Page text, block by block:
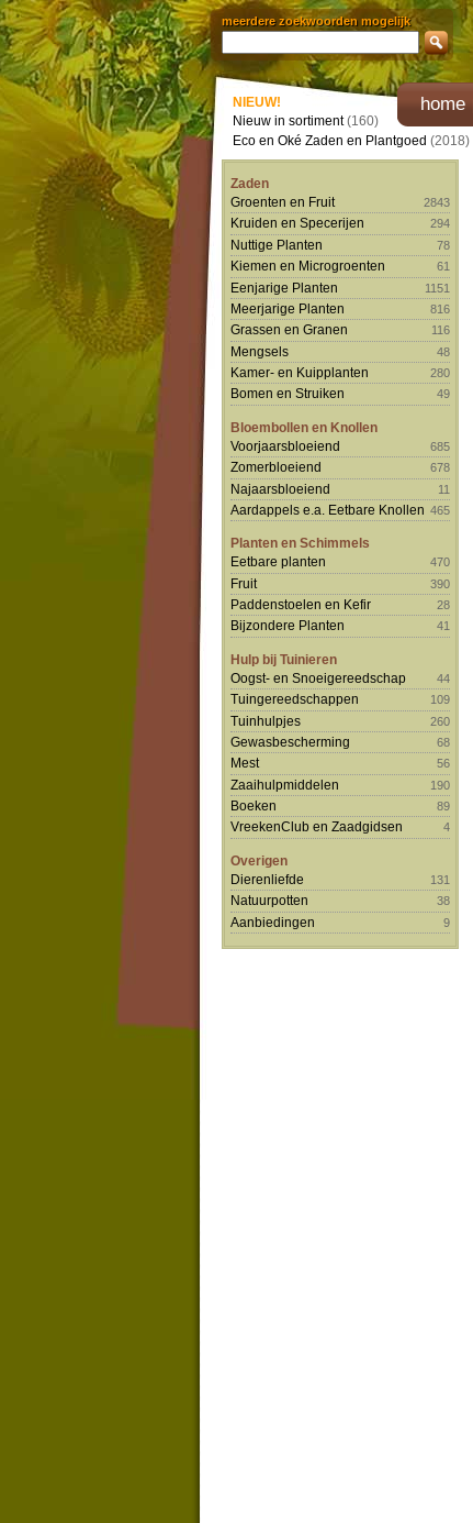
meerdere zoekwoorden mogelijk
home
NIEUW!
Nieuw in sortiment(160)
Eco en Oké Zaden en Plantgoed (2018)
Zaden
Groenten en Fruit
2843
Kruiden en Specerijen 294
Nuttige Planten 78
Kiemen en Microgroenten 61
Eenjarige Planten 1151
Meerjarige Planten 816
Grassen en Granen 116
Mengsels 48
Kamer- en Kuipplanten 280
Bomen en Struiken 49
Bloembollen en Knollen
Voorjaarsbloeiend
685
Zomerbloeiend 678
Najaarsbloeiend 11
Aardappels e.a. Eetbare Knollen 465
Planten en Schimmels
Eetbare planten
470
Fruit 390
Paddenstoelen en Kefir 28
Bijzondere Planten 41
Hulp bij Tuinieren
Oogst- en Snoeigereedschap
44
Tuingereedschappen 109
Tuinhulpjes 260
Gewasbescherming 68
Mest 56
Zaaihulpmiddelen 190
Boeken 89
VreekenClub en Zaadgidsen 4
Overigen
Dierenliefde
131
Natuurpotten 38
Aanbiedingen 9